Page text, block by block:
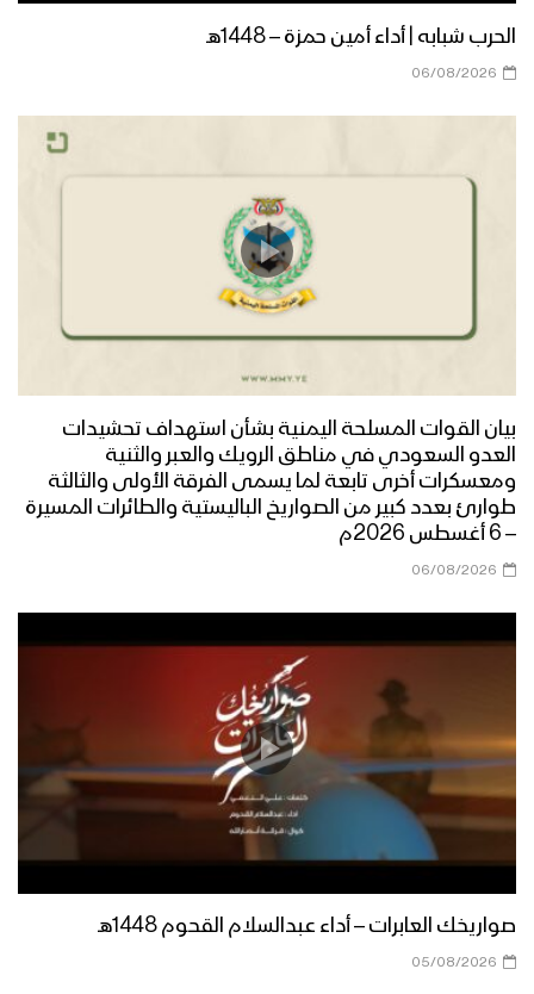
الحرب شبابه | أداء أمين حمزة – 1448هـ
06/08/2026
بيان القوات المسلحة اليمنية بشأن استهداف تحشيدات
العدو السعودي في مناطق الرويك والعبر والثنية
ومعسكرات أخرى تابعة لما يسمى الفرقة الأولى والثالثة
طوارئ بعدد كبير من الصواريخ الباليستية والطائرات المسيرة
– 6 أغسطس 2026م
06/08/2026
صواريخك العابرات – أداء عبدالسلام القحوم 1448هـ
05/08/2026